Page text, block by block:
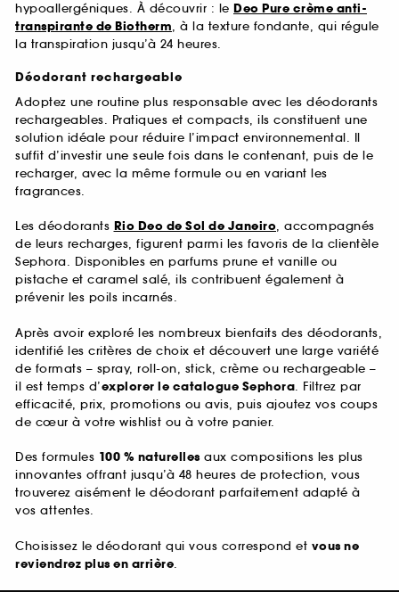
hypoallergéniques. À découvrir : le Deo Pure crème anti-
transpirante de Biotherm, à la texture fondante, qui régule
la transpiration jusqu’à 24 heures.
Déodorant rechargeable
Adoptez une routine plus responsable avec les déodorants
rechargeables. Pratiques et compacts, ils constituent une
solution idéale pour réduire l’impact environnemental. Il
suffit d’investir une seule fois dans le contenant, puis de le
recharger, avec la même formule ou en variant les
fragrances.
Les déodorants Rio Deo de Sol de Janeiro, accompagnés
de leurs recharges, figurent parmi les favoris de la clientèle
Sephora. Disponibles en parfums prune et vanille ou
pistache et caramel salé, ils contribuent également à
prévenir les poils incarnés.
Après avoir exploré les nombreux bienfaits des déodorants,
identifié les critères de choix et découvert une large variété
de formats – spray, roll-on, stick, crème ou rechargeable –
il est temps d’explorer le catalogue Sephora. Filtrez par
efficacité, prix, promotions ou avis, puis ajoutez vos coups
de cœur à votre wishlist ou à votre panier.
Des formules 100 % naturellesaux compositions les plus
innovantes offrant jusqu’à 48 heures de protection, vous
trouverez aisément le déodorant parfaitement adapté à
vos attentes.
Choisissez le déodorant qui vous correspond et vous ne
reviendrez plus en arrière.